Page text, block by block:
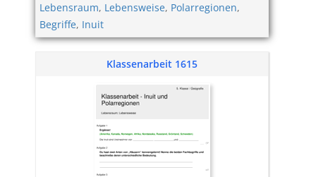
Lebensraum, Lebensweise, Polarregionen,
Begriffe, Inuit
Klassenarbeit 1615